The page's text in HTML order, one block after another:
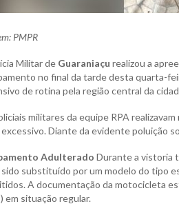
PMPR
Militar de Guaraniaçu realizou a
no final da tarde desta quarta-
de rotina pela região central da
militares da equipe RPA
Diante da evidente poluição
Adulterado Durante a vistoria
sido substituído por um modelo do tipo
A documentação da motocicleta
em situação regular.